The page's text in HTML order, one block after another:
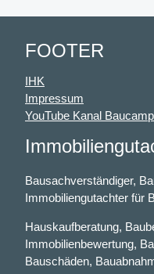
FOOTER
IHK
Impressum
YouTube Kanal
Bausachverständiger,
Immobiliengutachter für
Hauskaufberatung,
Immobilienbewertung,
Bauschäden,